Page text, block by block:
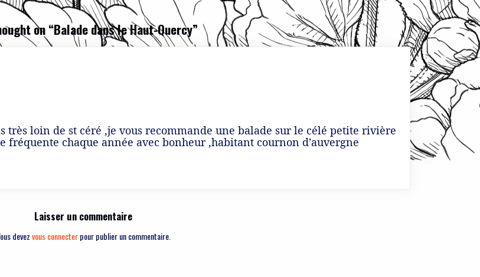
on “Balade dans le Haut-Quercy”
loin de st céré ,je vous recommande une balade sur le célé petite rivière
fréquente chaque année avec bonheur ,habitant cournon d’auvergne
Laisser un commentaire
devezvous connecterpour publier un commentaire.